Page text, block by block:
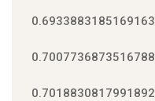
0.6933883185169163
0.7007736873516788
0.7018830817991892